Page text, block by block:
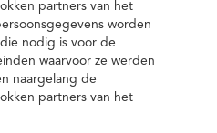
partners van het
worden
nodig is voor de
waarvoor ze werden
naargelang de
partners van het